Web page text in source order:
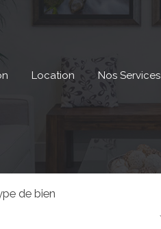
Location Nos Services
de bien